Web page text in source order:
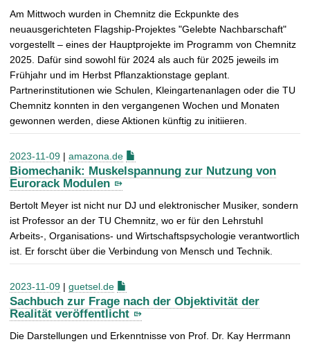
Am Mittwoch wurden in Chemnitz die Eckpunkte des
neuausgerichteten Flagship-Projektes "Gelebte Nachbarschaft"
vorgestellt – eines der Hauptprojekte im Programm von Chemnitz
2025. Dafür sind sowohl für 2024 als auch für 2025 jeweils im
Frühjahr und im Herbst Pflanzaktionstage geplant.
Partnerinstitutionen wie Schulen, Kleingartenanlagen oder die TU
Chemnitz konnten in den vergangenen Wochen und Monaten
gewonnen werden, diese Aktionen künftig zu initiieren.
2023-11-09 | amazona.de
Biomechanik: Muskelspannung zur Nutzung von
Eurorack Modulen
Bertolt Meyer ist nicht nur DJ und elektronischer Musiker, sondern
ist Professor an der TU Chemnitz, wo er für den Lehrstuhl
Arbeits-, Organisations- und Wirtschaftspsychologie verantwortlich
ist. Er forscht über die Verbindung von Mensch und Technik.
2023-11-09 | guetsel.de
Sachbuch zur Frage nach der Objektivität der
Realität veröffentlicht
Die Darstellungen und Erkenntnisse von Prof. Dr. Kay Herrmann